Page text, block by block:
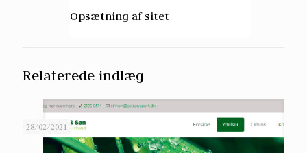
Opsætning af sitet
Relaterede indlæg
28/02/2021